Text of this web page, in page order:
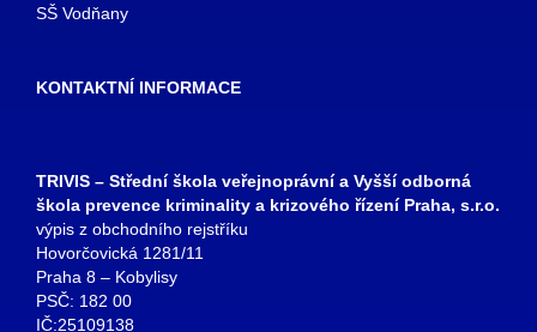
SŠ Vodňany
KONTAKTNÍ INFORMACE
TRIVIS – Střední škola veřejnoprávní a Vyšší odborná
škola prevence kriminality a krizového řízení Praha, s.r.o.
výpis z obchodního rejstříku
Hovorčovická 1281/11
Praha 8 – Kobylisy
PSČ: 182 00
IČ:25109138